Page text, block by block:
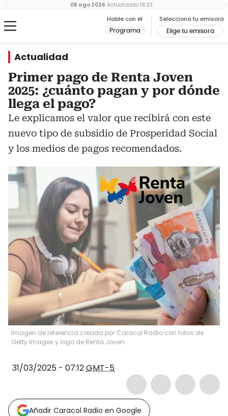
Hable con el
Programa
Selecciona tu emisora
Elige tu emisora
08 ago 2026 Actualizado 18:23
Actualidad
Primer pago de Renta Joven
2025: ¿cuánto pagan y por dónde
llega el pago?
Le explicamos el valor que recibirá con este
nuevo tipo de subsidio de Prosperidad Social
y los medios de pagos recomendados.
Imagen de referencia creada por Caracol Radio con fotos de
Getty Images y logo de Renta Joven
31/03/2025 - 07:12GMT-5
Añadir Caracol Radio en Google